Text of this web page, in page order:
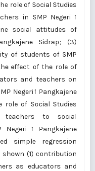
role of Social Studies
in SMP Negeri 1
social attitudes of
Sidrap; (3)
of students of SMP
effect of the role of
and teachers on
Negeri 1 Pangkajene
of Social Studies
teachers to social
1 Pangkajene
simple regression
(1) contribution
as educators and